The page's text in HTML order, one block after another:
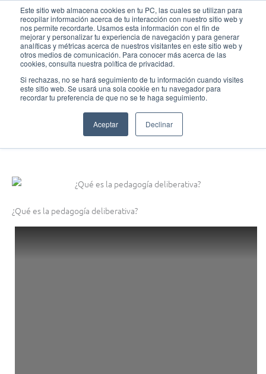
Este sitio web almacena cookies en tu PC, las cuales se utilizan para
recopilar información acerca de tu interacción con nuestro sitio web y
nos permite recordarte. Usamos esta información con el fin de
mejorar y personalizar tu experiencia de navegación y para generar
analíticas y métricas acerca de nuestros visitantes en este sitio web y
otros medios de comunicación. Para conocer más acerca de las
cookies, consulta nuestra política de privacidad.
Si rechazas, no se hará seguimiento de tu información cuando visites
este sitio web. Se usará una sola cookie en tu navegador para
recordar tu preferencia de que no se te haga seguimiento.
Aceptar Declinar
contenido
Fundación Actívate
¡Introduce el debate en el aula!
¿Qué es la pedagogía deliberativa?